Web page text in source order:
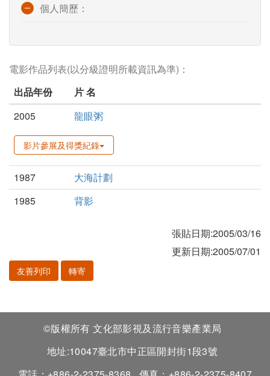
個人簡歷：
電影作品列表(以分級證明所載資訊為準)：
出品年份
片 名
2005
龍眼粥
影片參展及得獎紀錄
1987
大海計劃
1985
背影
張貼日期:2005/03/16
更新日期:2005/07/01
友善列印 轉寄
©版權所有 文化部影視及流行音樂產業局
地址:10047臺北市中正區開封街1段3號